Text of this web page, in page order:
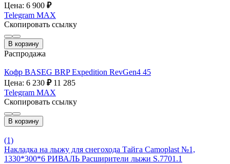
Цена: 6 900 ₽
Telegram MAX
Скопировать ссылку
В корзину
Распродажа
Кофр BASEG BRP Expedition RevGen4 45
Цена: 6 230 ₽ 11 285
Telegram MAX
Скопировать ссылку
В корзину
(1)
Накладка на лыжу для снегохода Тайга Camoplast №1,
1330*300*6 РИВАЛЬ Расширители лыжи S.7701.1